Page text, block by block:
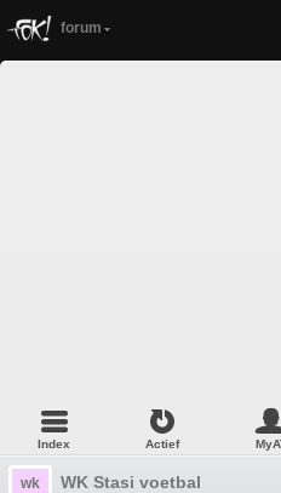
forum
Index Actief
wk WK Stasi voetbal